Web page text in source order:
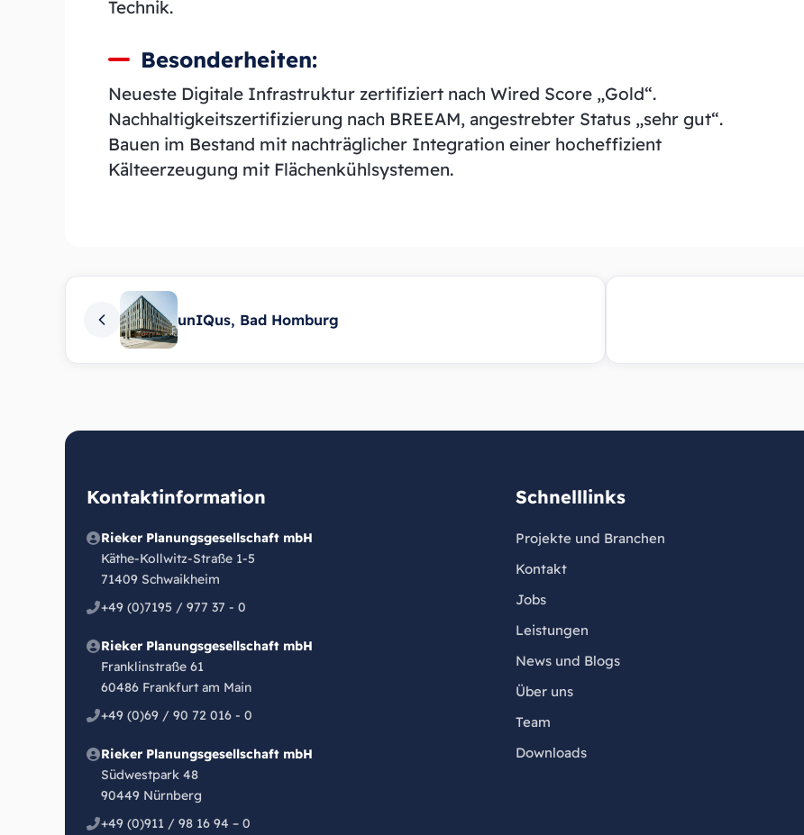
Technik.
Besonderheiten:
Neueste Digitale Infrastruktur zertifiziert nach Wired Score „Gold“.
Nachhaltigkeitszertifizierung nach BREEAM, angestrebter Status „sehr gut“.
Bauen im Bestand mit nachträglicher Integration einer hocheffizient
Kälteerzeugung mit Flächenkühlsystemen.
unIQus, Bad Homburg
Kontaktinformation
Rieker Planungsgesellschaft mbH
Käthe-Kollwitz-Straße 1-5
71409 Schwaikheim
+49 (0)7195 / 977 37 - 0
Rieker Planungsgesellschaft mbH
Franklinstraße 61
60486 Frankfurt am Main
+49 (0)69 / 90 72 016 - 0
Rieker Planungsgesellschaft mbH
Südwestpark 48
90449 Nürnberg
+49 (0)911 / 98 16 94 – 0
Schnelllinks
Projekte und Branchen
Kontakt
Jobs
Leistungen
News und Blogs
Über uns
Team
Downloads